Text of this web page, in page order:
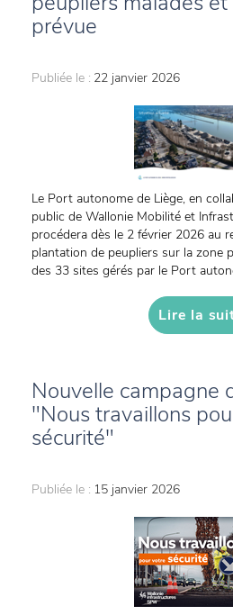
prévue
Publiée le : 22 janvier 2026
Le Port autonome de Liège, en
public de Wallonie Mobilité et
procédera dès le 2 février 2026 au
plantation de peupliers sur la zone
des 33 sites gérés par le Port
Lire la
Nouvelle campagne
"Nous travaillons
sécurité"
Publiée le : 15 janvier 2026